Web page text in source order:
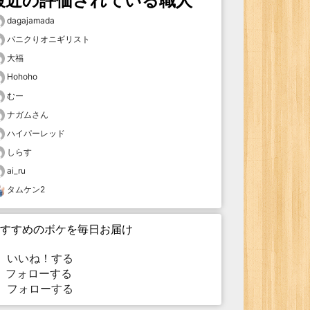
dagajamada
パニクりオニギリスト
大福
Hohoho
むー
ナガムさん
ハイパーレッド
しらす
ai_ru
タムケン2
すめのボケを毎日お届け
いいね！する
ォローする
フォローする